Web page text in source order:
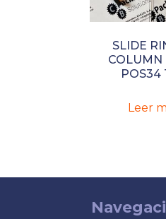
SLIDE
COLUMN
POS34
Leer